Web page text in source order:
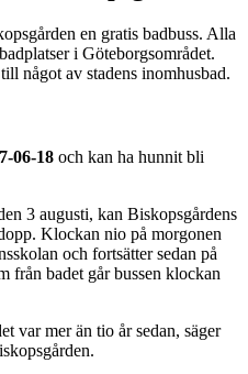
en gratis badbuss. Alla
i Göteborgsområdet.
något av stadens inomhusbad.
06-18 och kan ha hunnit bli
3 augusti, kan Biskopsgårdens
Klockan nio på morgonen
och fortsätter sedan på
från badet går bussen klockan
var mer än tio år sedan, säger